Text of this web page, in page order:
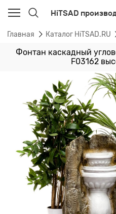
HiTSAD
Главная Каталог HiTSAD.RU
Фонтан каскадный
F03162